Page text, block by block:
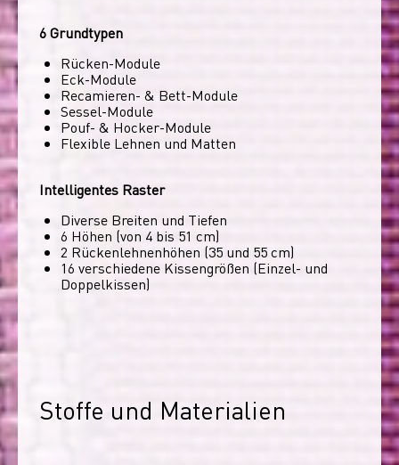
6 Grundtypen
Rücken-Module
Eck-Module
Recamieren- & Bett-Module
Sessel-Module
Pouf- & Hocker-Module
Flexible Lehnen und Matten
Intelligentes Raster
Diverse Breiten und Tiefen
6 Höhen (von 4 bis 51 cm)
2 Rückenlehnenhöhen (35 und 55 cm)
16 verschiedene Kissengrößen (Einzel- und
Doppelkissen)
Stoffe und Materialien